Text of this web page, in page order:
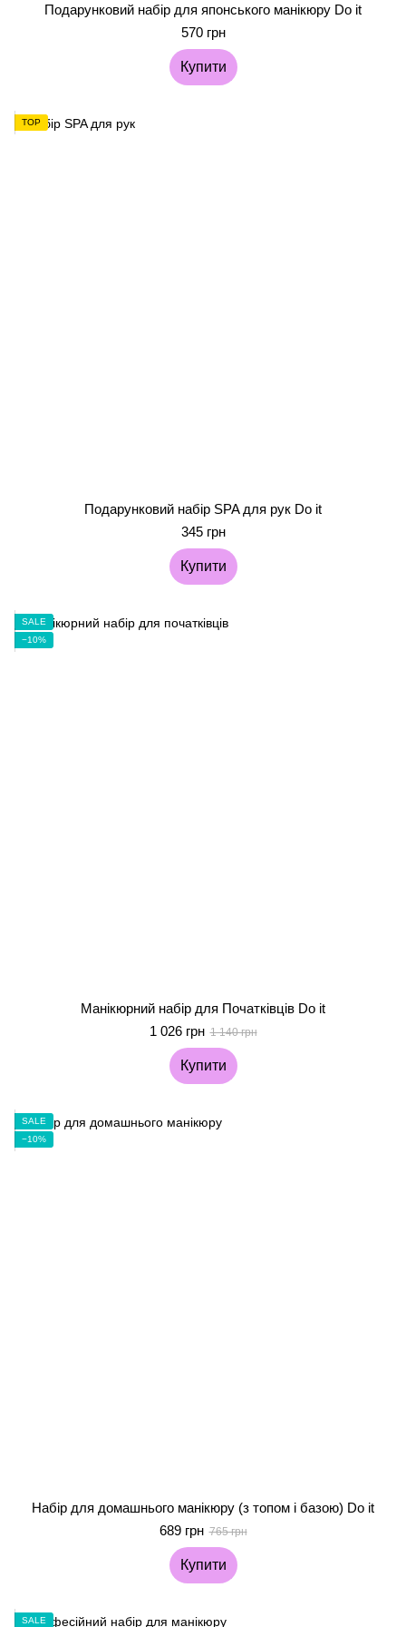
Подарунковий набір для японського манікюру Do it
570 грн
Купити
TOP
Подарунковий набір SPA для рук Do it
345 грн
Купити
SALE
−10%
Манікюрний набір для Початківців Do it
1 026 грн 1 140 грн
Купити
SALE
−10%
Набір для домашнього манікюру (з топом і базою) Do it
689 грн 765 грн
Купити
SALE